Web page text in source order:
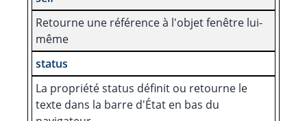
Retourne une référence à l'objet fenêtre lui-
même
status
La propriété status définit ou retourne le
texte dans la barre d'État en bas du